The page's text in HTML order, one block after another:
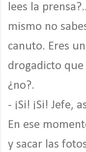
lees la
mismo no
canuto. Eres
drogadicto
¿no?.
- ¡Si! ¡Si! Jefe,
En ese
y sacar las